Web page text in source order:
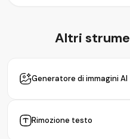
Altri
Generatore di immagini AI
Rimozione testo